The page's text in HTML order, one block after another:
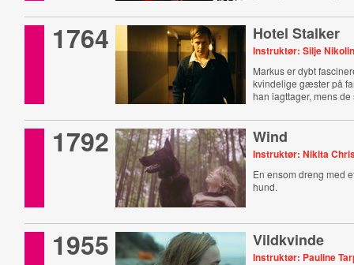
1764 Hotel Stalker
Instruktør: Silje
Markus er dybt
kvindelige gæster på
han iagttager, mens de
1792 Wind
Instruktør: Nikita
En ensom dreng med
hund.
1955 Vildkvinde
Instruktør: Pauline